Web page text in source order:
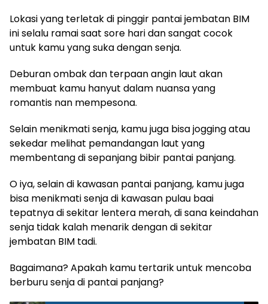
Lokasi yang terletak di pinggir pantai jembatan BIM
ini selalu ramai saat sore hari dan sangat cocok
untuk kamu yang suka dengan senja.
Deburan ombak dan terpaan angin laut akan
membuat kamu hanyut dalam nuansa yang
romantis nan mempesona.
Selain menikmati senja, kamu juga bisa jogging atau
sekedar melihat pemandangan laut yang
membentang di sepanjang bibir pantai panjang.
O iya, selain di kawasan pantai panjang, kamu juga
bisa menikmati senja di kawasan pulau baai
tepatnya di sekitar lentera merah, di sana keindahan
senja tidak kalah menarik dengan di sekitar
jembatan BIM tadi.
Bagaimana? Apakah kamu tertarik untuk mencoba
berburu senja di pantai panjang?